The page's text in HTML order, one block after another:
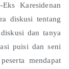
Karesidenan
diskusi tentang
dan tanya
puisi dan seni
mendapat